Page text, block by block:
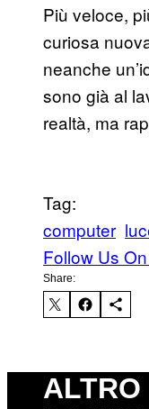
Più veloce,
curiosa
neanche
sono già al
realtà, ma
Tag:
computer
Follow Us
Share:
ALTRO